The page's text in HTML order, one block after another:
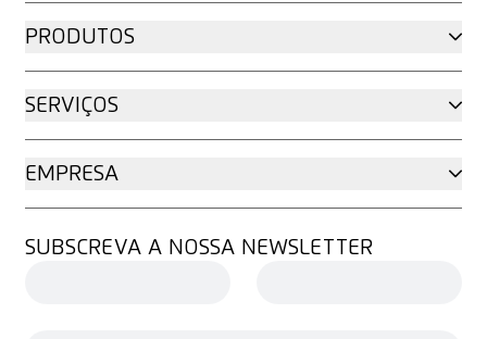
PRODUTOS
SERVIÇOS
EMPRESA
SUBSCREVA A NOSSA NEWSLETTER